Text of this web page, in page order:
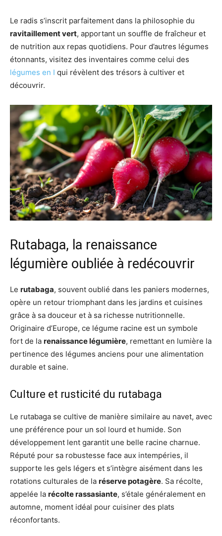
Le radis s’inscrit parfaitement dans la philosophie du
ravitaillement vert, apportant un souffle de fraîcheur et
de nutrition aux repas quotidiens. Pour d’autres légumes
étonnants, visitez des inventaires comme celui des
légumes en I qui révèlent des trésors à cultiver et
découvrir.
Rutabaga, la renaissance
légumière oubliée à redécouvrir
Le rutabaga, souvent oublié dans les paniers modernes,
opère un retour triomphant dans les jardins et cuisines
grâce à sa douceur et à sa richesse nutritionnelle.
Originaire d’Europe, ce légume racine est un symbole
fort de la renaissance légumière, remettant en lumière la
pertinence des légumes anciens pour une alimentation
durable et saine.
Culture et rusticité du rutabaga
Le rutabaga se cultive de manière similaire au navet, avec
une préférence pour un sol lourd et humide. Son
développement lent garantit une belle racine charnue.
Réputé pour sa robustesse face aux intempéries, il
supporte les gels légers et s’intègre aisément dans les
rotations culturales de la réserve potagère. Sa récolte,
appelée la récolte rassasiante, s’étale généralement en
automne, moment idéal pour cuisiner des plats
réconfortants.